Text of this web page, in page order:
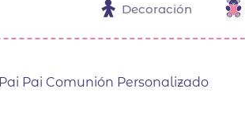
Decoración
Pai Pai Comunión Personalizado